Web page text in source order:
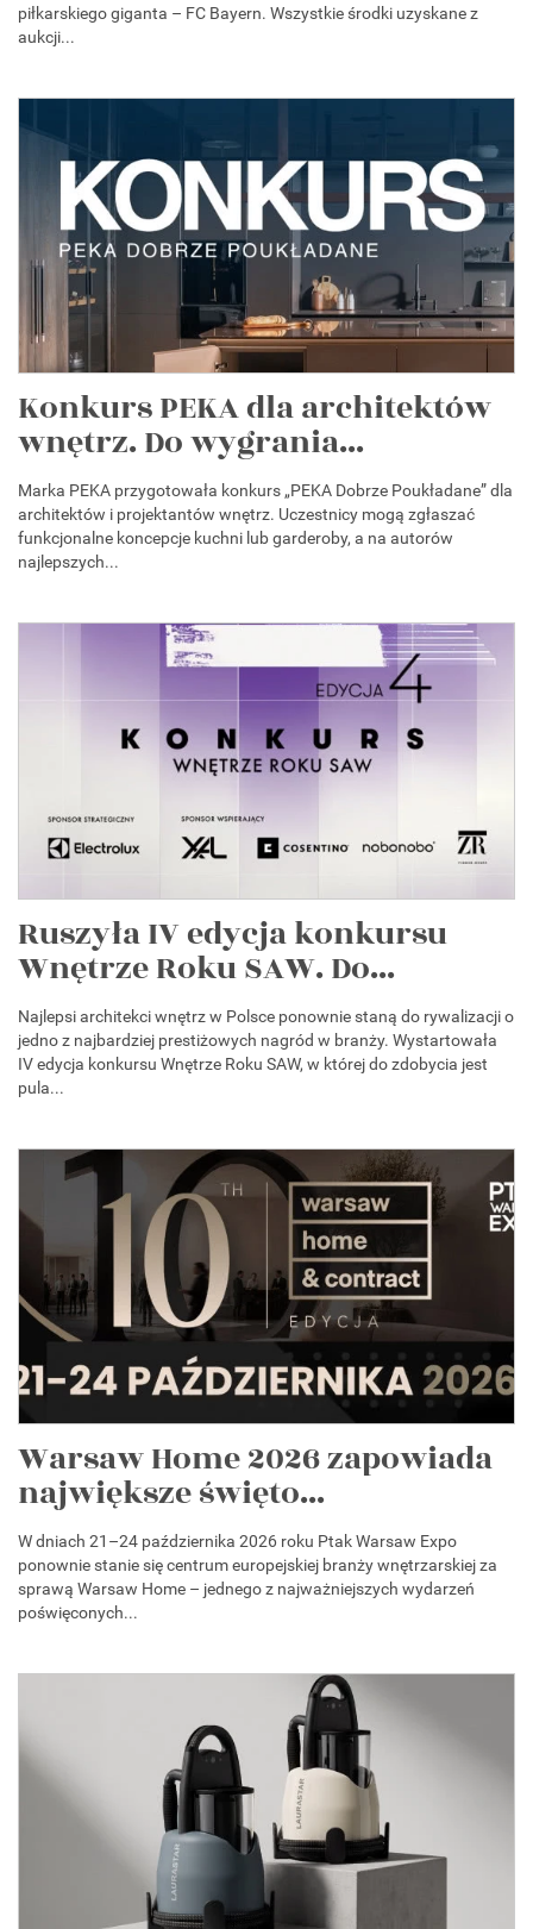
piłkarskiego giganta – FC Bayern. Wszystkie środki uzyskane z
aukcji...
Konkurs PEKA dla architektów
wnętrz. Do wygrania...
Marka PEKA przygotowała konkurs „PEKA Dobrze Poukładane” dla
architektów i projektantów wnętrz. Uczestnicy mogą zgłaszać
funkcjonalne koncepcje kuchni lub garderoby, a na autorów
najlepszych...
Ruszyła IV edycja konkursu
Wnętrze Roku SAW. Do...
Najlepsi architekci wnętrz w Polsce ponownie staną do rywalizacji o
jedno z najbardziej prestiżowych nagród w branży. Wystartowała
IV edycja konkursu Wnętrze Roku SAW, w której do zdobycia jest
pula...
Warsaw Home 2026 zapowiada
największe święto...
W dniach 21–24 października 2026 roku Ptak Warsaw Expo
ponownie stanie się centrum europejskiej branży wnętrzarskiej za
sprawą Warsaw Home – jednego z najważniejszych wydarzeń
poświęconych...